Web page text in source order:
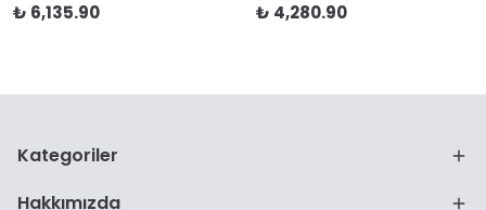
₺ 6,135.90 ₺ 4,280.90
Kategoriler
Hakkımızda